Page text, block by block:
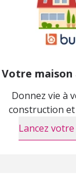
Votre maison
Donnez vie à
construction
Lancez